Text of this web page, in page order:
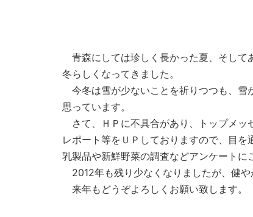
青森にしては珍しく長かった夏、そして
冬らしくなってきました。
今冬は雪が少ないことを祈りつつも、雪
思っています。
さて、ＨＰに不具合があり、トップメッ
レポート等をＵＰしておりますので、目を
乳製品や新鮮野菜の調査などアンケートに
2012年も残り少なくなりましたが、健や
来年もどうぞよろしくお願い致します。